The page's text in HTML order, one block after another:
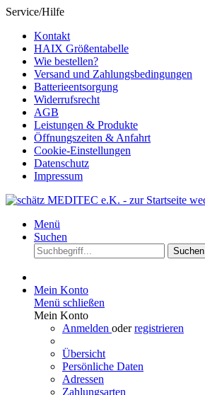
Service/Hilfe
Kontakt
HAIX Größentabelle
Wie bestellen?
Versand und Zahlungsbedingungen
Batterieentsorgung
Widerrufsrecht
AGB
Leistungen & Produkte
Öffnungszeiten & Anfahrt
Cookie-Einstellungen
Datenschutz
Impressum
Menü
Suchen
Suchen
Mein Konto
Menü schließen
Mein Konto
Anmelden oderregistrieren
Übersicht
Persönliche Daten
Adressen
Zahlungsarten